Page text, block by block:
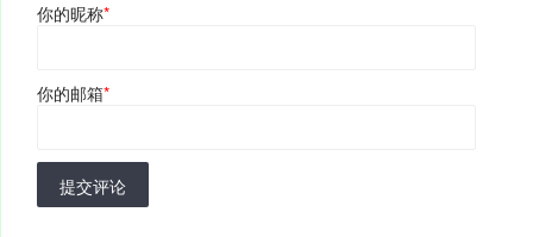
你的昵称*
你的邮箱*
提交评论